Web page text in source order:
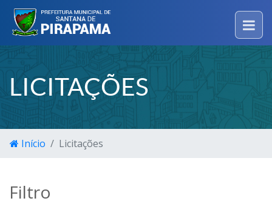
LICITAÇÕES
Início Licitações
Filtro